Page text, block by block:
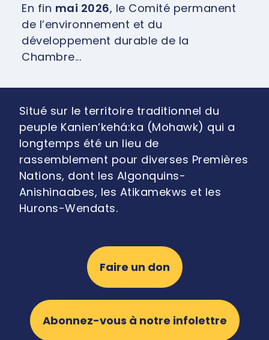
En fin mai 2026, le Comité permanent
de l’environnement et du
développement durable de la
Chambre...
Situé sur le territoire traditionnel du
peuple Kanien’kehá:ka (Mohawk) qui a
longtemps été un lieu de
rassemblement pour diverses Premières
Nations, dont les Algonquins-
Anishinaabes, les Atikamekws et les
Hurons-Wendats.
Faire un don
Abonnez-vous à notre infolettre